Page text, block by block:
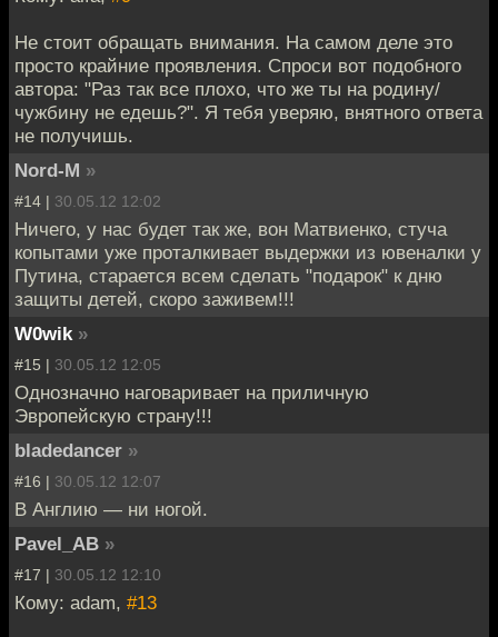
Не стоит обращать внимания. На самом деле это
просто крайние проявления. Спроси вот подобного
автора: "Раз так все плохо, что же ты на родину/
чужбину не едешь?". Я тебя уверяю, внятного ответа
не получишь.
Nord-M »
#14 | 30.05.12 12:02
Ничего, у нас будет так же, вон Матвиенко, стуча
копытами уже проталкивает выдержки из ювеналки у
Путина, старается всем сделать "подарок" к дню
защиты детей, скоро заживем!!!
W0wik »
#15 | 30.05.12 12:05
Однозначно наговаривает на приличную
Эвропейскую страну!!!
bladedancer »
#16 | 30.05.12 12:07
В Англию — ни ногой.
Pavel_AB »
#17 | 30.05.12 12:10
Кому: adam, #13